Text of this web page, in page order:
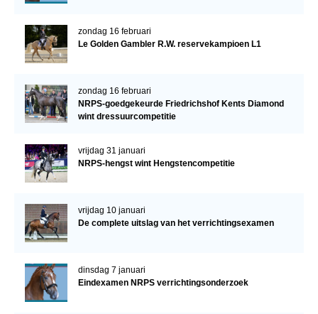
zondag 16 februari
Le Golden Gambler R.W. reservekampioen L1
zondag 16 februari
NRPS-goedgekeurde Friedrichshof Kents Diamond
wint dressuurcompetitie
vrijdag 31 januari
NRPS-hengst wint Hengstencompetitie
vrijdag 10 januari
De complete uitslag van het verrichtingsexamen
dinsdag 7 januari
Eindexamen NRPS verrichtingsonderzoek